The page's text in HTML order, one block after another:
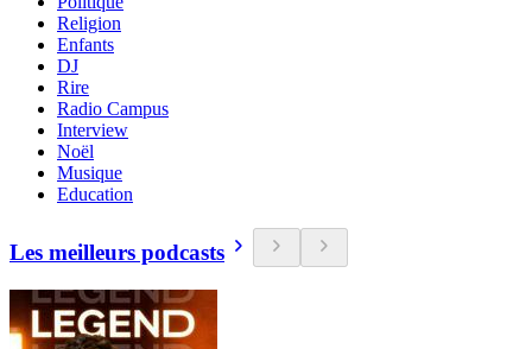
Religion
Enfants
DJ
Rire
Radio Campus
Interview
Noël
Musique
Education
Les meilleurs podcasts